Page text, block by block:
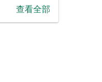
查看全部